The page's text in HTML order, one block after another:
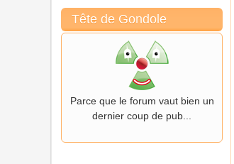
Tête de Gondole
Parce que le forum vaut bien un
dernier coup de pub...